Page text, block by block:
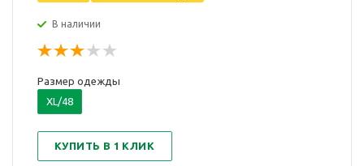
В наличии
Размер одежды
XL/48
КУПИТЬ В 1 КЛИК